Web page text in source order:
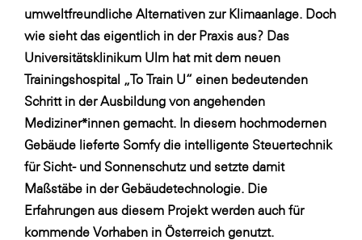
Heimat Österreich
ikp
Johnson & Johnson
JELD-WEN DANA
kosaplaner
LAT Nitrogen
Libro
Lidl Österreich
umweltfreundliche Alternativen zur Klimaanlage. Doch
wie sieht das eigentlich in der Praxis aus? Das
Universitätsklinikum Ulm hat mit dem neuen
Trainingshospital „To Train U“ einen bedeutenden
Schritt in der Ausbildung von angehenden
Mediziner*innen gemacht. In diesem hochmodernen
Gebäude lieferte Somfy die intelligente Steuertechnik
für Sicht- und Sonnenschutz und setzte damit
Maßstäbe in der Gebäudetechnologie. Die
Erfahrungen aus diesem Projekt werden auch für
kommende Vorhaben in Österreich genutzt.